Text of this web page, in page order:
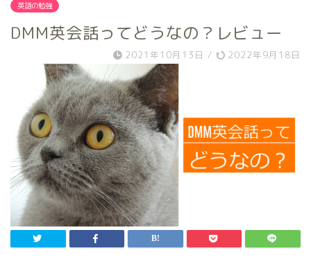
英語の勉強
DMM英会話ってどうなの？レビュー
2021年10月13日 / 2022年9月18日